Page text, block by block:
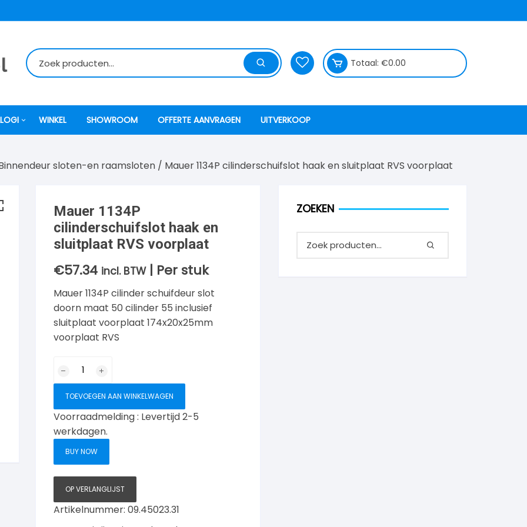
Totaal: €0.00
WINKEL SHOWROOM OFFERTE AANVRAGEN UITVERKOOP
sloten-en raamsloten / Mauer 1134P cilinderschuifslot haak en sluitplaat RVS voorplaat
Mauer 1134P
cilinderschuifslot haak en
sluitplaat RVS voorplaat
€57.34 incl. BTW | Per stuk
Mauer 1134P cilinder schuifdeur slot
doorn maat 50 cilinder 55 inclusief
sluitplaat voorplaat 174x20x25mm
voorplaat RVS
cilinderschuifslot
en
sluitplaat
RVS
voorplaat
aantal
TOEVOEGEN AAN WINKELWAGEN
Voorraadmelding : Levertijd 2-5
werkdagen.
BUY NOW
OP VERLANGLIJST
Artikelnummer:09.45023.31
ZOEKEN